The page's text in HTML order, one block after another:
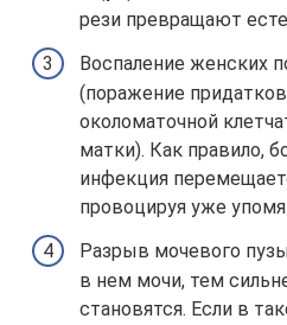
рези превращают
Воспаление женских
(поражение
околоматочной
матки). Как правило,
инфекция
провоцируя уже
Разрыв мочевого
в нем мочи, тем
становятся. Если в